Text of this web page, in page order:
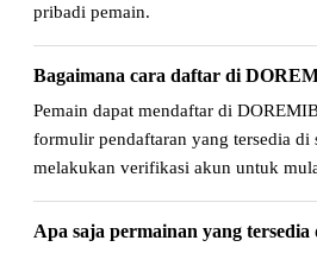
pribadi pemain.
Bagaimana cara daftar di
Pemain dapat mendaftar di
formulir pendaftaran yang tersedia di
melakukan verifikasi akun untuk
Apa saja permainan yang